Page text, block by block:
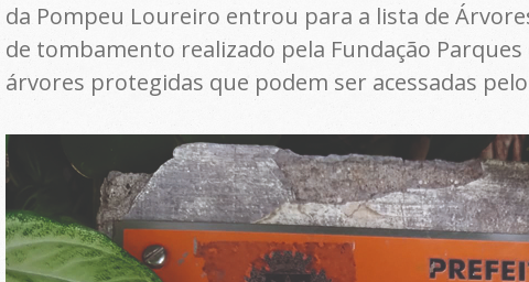
da Pompeu Loureiro entrou para a lista de
de tombamento realizado pela Fundação
árvores protegidas que podem ser acessadas